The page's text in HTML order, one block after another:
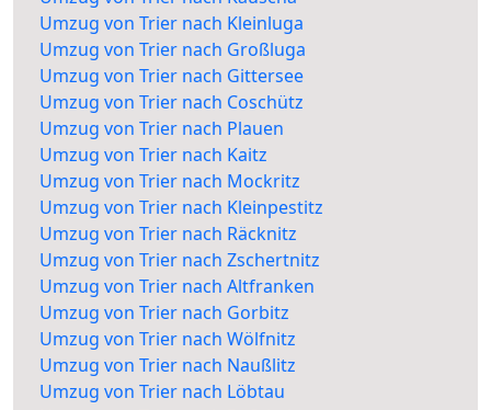
Umzug von Trier nach Kleinluga
Umzug von Trier nach Großluga
Umzug von Trier nach Gittersee
Umzug von Trier nach Coschütz
Umzug von Trier nach Plauen
Umzug von Trier nach Kaitz
Umzug von Trier nach Mockritz
Umzug von Trier nach Kleinpestitz
Umzug von Trier nach Räcknitz
Umzug von Trier nach Zschertnitz
Umzug von Trier nach Altfranken
Umzug von Trier nach Gorbitz
Umzug von Trier nach Wölfnitz
Umzug von Trier nach Naußlitz
Umzug von Trier nach Löbtau